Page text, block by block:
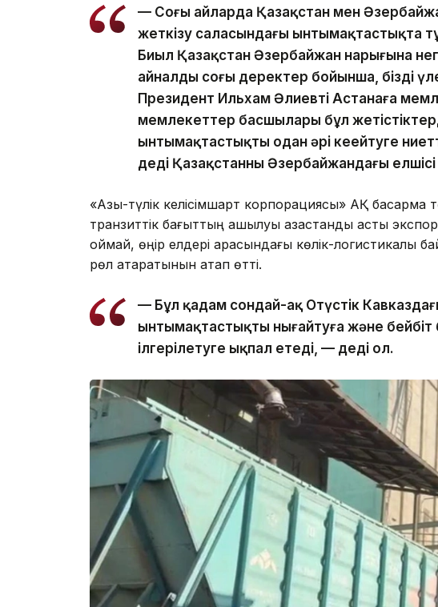
— Соңғы айларда Қазақстан мен
жеткізу саласындағы ынтымақтастықта
Биыл Қазақстан Әзербайжан нарығына
айналды соңғы деректер бойынша, біздің
Президент Ильхам Әлиевтің Астанаға
мемлекеттер басшылары бұл
ынтымақтастықты одан әрі кеңейтуге
деді Қазақстанның Әзербайжандағы
«Азық-түлік келісімшарт корпорациясы» АҚ
транзиттік бағыттың ашылуы қазақстандық астық
қоймай, өңір елдері арасындағы көлік-
рөл атқаратынын атап өтті.
— Бұл қадам сондай-ақ Оңтүстік
ынтымақтастықты нығайтуға және
ілгерілетуге ықпал етеді, — деді ол.